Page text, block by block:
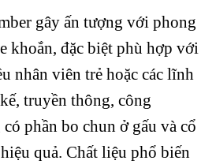
gây ấn tượng với phong
khoắn, đặc biệt phù hợp với
nhân viên trẻ hoặc các lĩnh
truyền thông, công
phần bo chun ở gấu và cổ
quả. Chất liệu phổ biến